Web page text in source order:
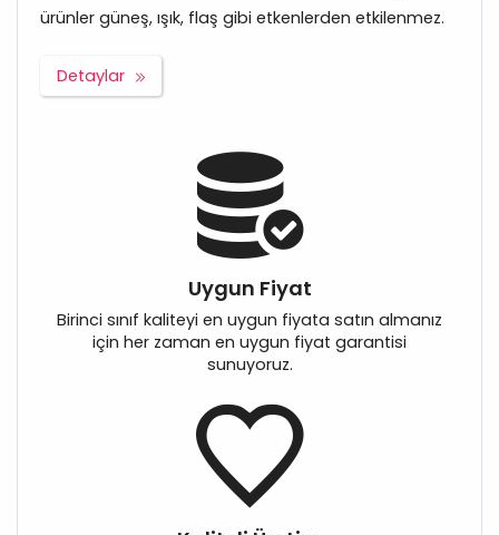
ürünler güneş, ışık, flaş gibi etkenlerden etkilenmez.
Detaylar
Uygun Fiyat
Birinci sınıf kaliteyi en uygun fiyata satın almanız
için her zaman en uygun fiyat garantisi
sunuyoruz.